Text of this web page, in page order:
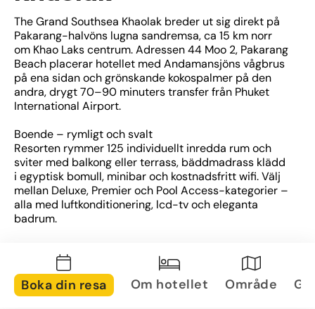
The Grand Southsea Khaolak breder ut sig direkt på
Pakarang-halvöns lugna sandremsa, ca 15 km norr
om Khao Laks centrum. Adressen 44 Moo 2, Pakarang
Beach placerar hotellet med Andamansjöns vågbrus
på ena sidan och grönskande kokospalmer på den
andra, drygt 70–90 minuters transfer från Phuket
International Airport.
Boende – rymligt och svalt
Resorten rymmer 125 individuellt inredda rum och
sviter med balkong eller terrass, bäddmadrass klädd
i egyptisk bomull, minibar och kostnadsfritt wifi. Välj
mellan Deluxe, Premier och Pool Access-kategorier –
alla med luftkonditionering, lcd-tv och eleganta
badrum.
En stor lagunformad utomhuspool med solterrass
och poolbar vetter mot hotellets privata
strandremsa. För djupare avkoppling väntar Maya
Boka din resa Om hotellet Område